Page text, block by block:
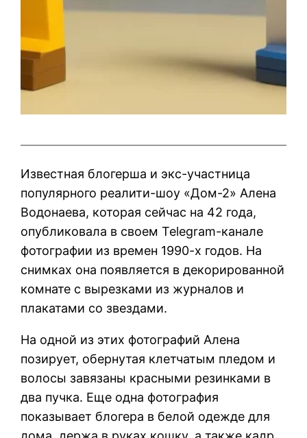
Известная блогерша и экс-участница
популярного реалити-шоу «Дом-2» Алена
Водонаева, которая сейчас на 42 года,
опубликовала в своем Telegram-канале
фотографии из времен 1990-х годов. На
снимках она появляется в декорированной
комнате с вырезками из журналов и
плакатами со звездами.
На одной из этих фотографий Алена
позирует, обернутая клетчатым пледом и
волосы завязаны красными резинками в
два пучка. Еще одна фотография
показывает блогера в белой одежде для